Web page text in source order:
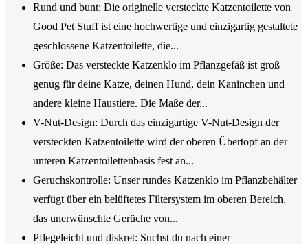
Rund und bunt: Die originelle versteckte Katzentoilette von
Good Pet Stuff ist eine hochwertige und einzigartig gestaltete
geschlossene Katzentoilette, die...
Größe: Das versteckte Katzenklo im Pflanzgefäß ist groß
genug für deine Katze, deinen Hund, dein Kaninchen und
andere kleine Haustiere. Die Maße der...
V-Nut-Design: Durch das einzigartige V-Nut-Design der
versteckten Katzentoilette wird der oberen Übertopf an der
unteren Katzentoilettenbasis fest an...
Geruchskontrolle: Unser rundes Katzenklo im Pflanzbehälter
verfügt über ein belüftetes Filtersystem im oberen Bereich,
das unerwünschte Gerüche von...
Pflegeleicht und diskret: Suchst du nach einer